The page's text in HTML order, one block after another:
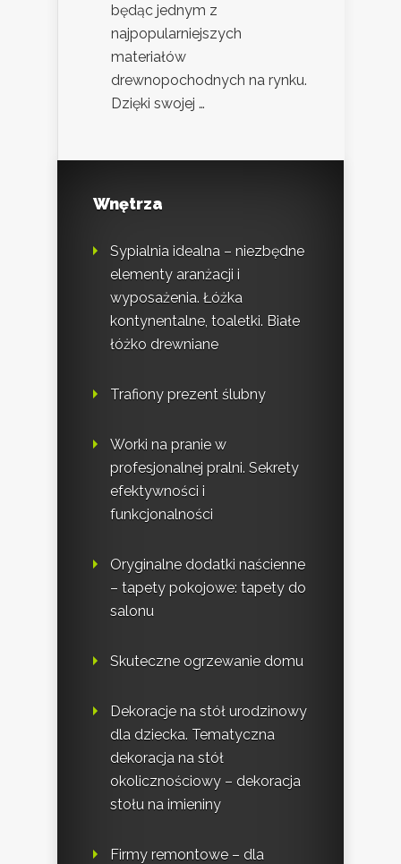
będąc jednym z
najpopularniejszych
materiałów
drewnopochodnych na rynku.
Dzięki swojej …
Wnętrza
Sypialnia idealna – niezbędne
elementy aranżacji i
wyposażenia. Łóżka
kontynentalne, toaletki. Białe
łóżko drewniane
Trafiony prezent ślubny
Worki na pranie w
profesjonalnej pralni. Sekrety
efektywności i
funkcjonalności
Oryginalne dodatki naścienne
– tapety pokojowe: tapety do
salonu
Skuteczne ogrzewanie domu
Dekoracje na stół urodzinowy
dla dziecka. Tematyczna
dekoracja na stół
okolicznościowy – dekoracja
stołu na imieniny
Firmy remontowe – dla